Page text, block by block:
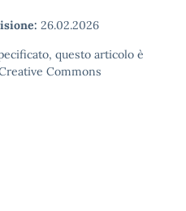
26.02.2026
questo articolo è
Commons